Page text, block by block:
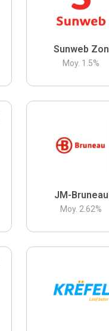
Sunweb Zon
Moy. 1.5%
JM-Bruneau
Moy. 2.62%